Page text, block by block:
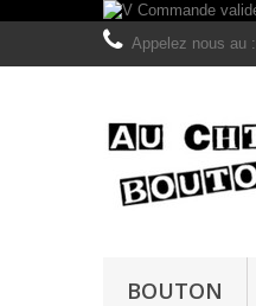
Appelez nous au :
BOUTON